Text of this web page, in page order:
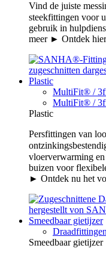
Vind de juiste
steekfittingen voor
gebruik in
meer ► Ontdek
Plastic
MultiFit® /
MultiFit® /
Plastic
Persfittingen van
vloerverwarming
buizen voor
► Ontdek nu het
Smeedbaar gietijzer
Smeedbaar gietijzer